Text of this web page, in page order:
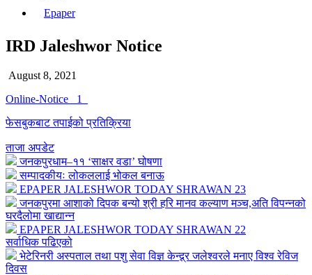
Epaper
IRD Jaleshwor Notice
August 8, 2021
Online-Notice _1_
फेसबुकबाट तपाईको प्रतिक्रिया
ताजा अपडेट
जनकपुरधाम–११ ‘साक्षर वडा’ घोषणा
सम्पादकीयः लोकललाई भोकल बनाऊ
EPAPER JALESHWOR TODAY SHRAWAN 23
जनकपुरमा आशाको दिपक बन्यो श्री हरि मानव कल्याण मञ्च,अति विपन्नको
घरदैलोमा खाद्यान्न
EPAPER JALESHWOR TODAY SHRAWAN 22
सर्वाधिक पढिएको
भेटेरिनरी अस्पताल तथा पशु सेवा विज्ञ केन्द्र्र जलेश्वरले मनाए विश्व रेविज
दिवस